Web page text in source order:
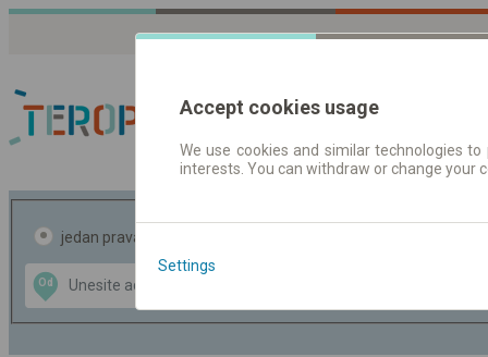
Red vožnje | Karte
jedan pravac
Od
Data CC-BY-SA
OpenStreetMap
GeoLite data by
Accept cookies usage
We use cookies and similar technologies
interests. You can withdraw or change
Settings